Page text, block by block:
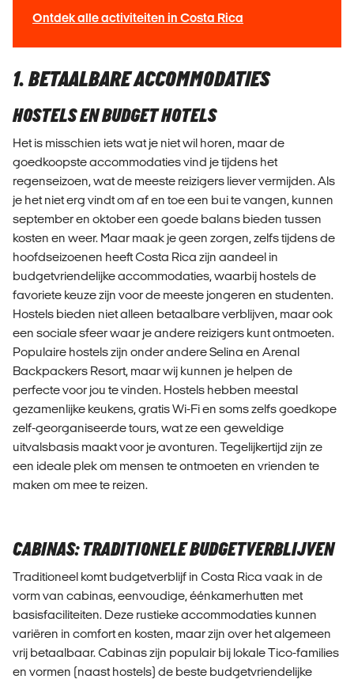
Ontdek alle activiteiten in Costa Rica
1. BETAALBARE ACCOMMODATIES
HOSTELS EN BUDGET HOTELS
Het is misschien iets wat je niet wil horen, maar de
goedkoopste accommodaties vind je tijdens het
regenseizoen, wat de meeste reizigers liever vermijden. Als
je het niet erg vindt om af en toe een bui te vangen, kunnen
september en oktober een goede balans bieden tussen
kosten en weer. Maar maak je geen zorgen, zelfs tijdens de
hoofdseizoenen heeft Costa Rica zijn aandeel in
budgetvriendelijke accommodaties, waarbij hostels de
favoriete keuze zijn voor de meeste jongeren en studenten.
Hostels bieden niet alleen betaalbare verblijven, maar ook
een sociale sfeer waar je andere reizigers kunt ontmoeten.
Populaire hostels zijn onder andere Selina en Arenal
Backpackers Resort, maar wij kunnen je helpen de
perfecte voor jou te vinden. Hostels hebben meestal
gezamenlijke keukens, gratis Wi-Fi en soms zelfs goedkope
zelf-georganiseerde tours, wat ze een geweldige
uitvalsbasis maakt voor je avonturen. Tegelijkertijd zijn ze
een ideale plek om mensen te ontmoeten en vrienden te
maken om mee te reizen.
CABINAS: TRADITIONELE BUDGETVERBLIJVEN
Traditioneel komt budgetverblijf in Costa Rica vaak in de
vorm van cabinas, eenvoudige, éénkamerhutten met
basisfaciliteiten. Deze rustieke accommodaties kunnen
variëren in comfort en kosten, maar zijn over het algemeen
vrij betaalbaar. Cabinas zijn populair bij lokale Tico-families
en vormen (naast hostels) de beste budgetvriendelijke